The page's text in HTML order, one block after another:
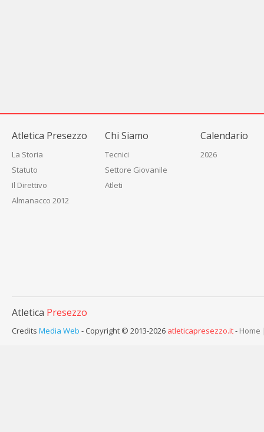
Atletica Presezzo
La Storia
Statuto
Il Direttivo
Almanacco 2012
Chi Siamo
Tecnici
Settore Giovanile
Atleti
Calendario
2026
Atletica Presezzo
Credits Media Web - Copyright © 2013-2026 atleticapresezzo.it- Home